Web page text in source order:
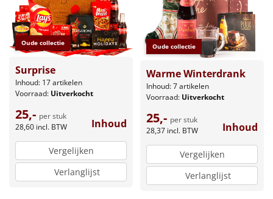
Oude collectie
Surprise
Inhoud: 17 artikelen
Voorraad: Uitverkocht
25,- per stuk
28,60 incl. BTW Inhoud
Vergelijken
Verlanglijst
Oude collectie
Warme Winterdrank
Inhoud: 7 artikelen
Voorraad: Uitverkocht
25,- per stuk
28,37 incl. BTW Inhoud
Vergelijken
Verlanglijst